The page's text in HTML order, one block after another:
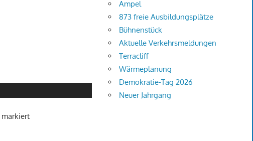
markiert
Ampel
873 freie Ausbildungsplätze
Bühnenstück
Aktuelle Verkehrsmeldungen
Terracliff
Wärmeplanung
Demokratie-Tag 2026
Neuer Jahrgang